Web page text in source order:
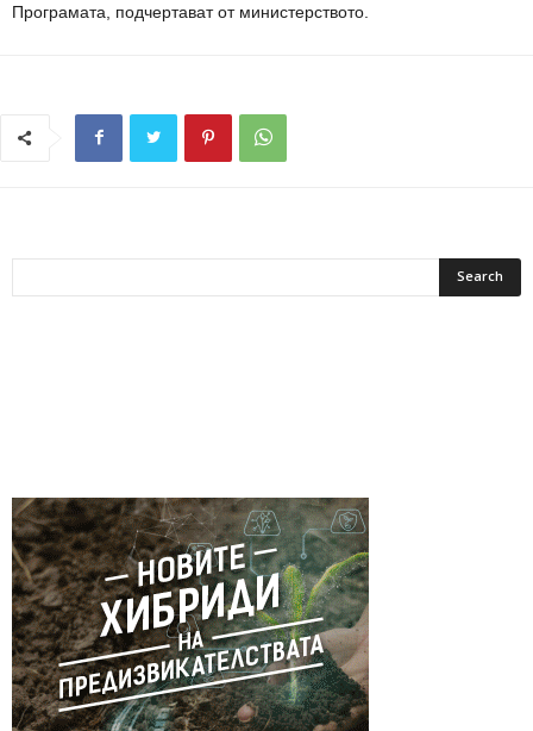
Програмата, подчертават от министерството.